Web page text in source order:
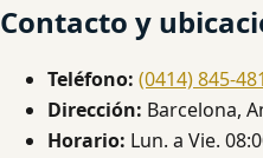
Contacto y
Teléfono: (0414) 845-
Dirección: Barcelona,
Horario: Lun. a Vie.